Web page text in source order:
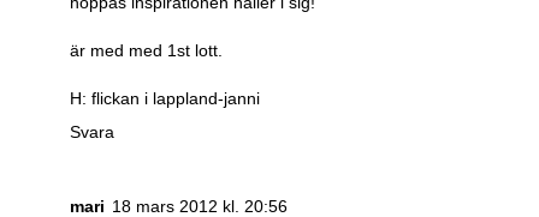
är med med 1st lott.
H: flickan i lappland-janni
Svara
mari 18 mars 2012 kl. 20:56